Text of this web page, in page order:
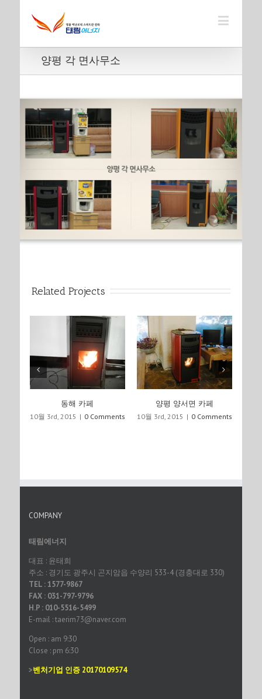
양평 각 면사무소
Related Projects
동해 카페
10월 3rd, 2015 | 0 Comments
양평 양서면 카페
10월 3rd, 2015 | 0 Comments
COMPANY
태림에너지
대표 : 윤태희
주소 : 경기도 광주시 곤지암읍 수양리 533-4 (경충대로 330)
TEL : 1577-9867
FAX : 031-797-9796
H.P : 010-5516-5499
E-mail : taerim73@naver.com
Open : am 9:30
Close : pm 6:30
>벤처기업 인증 20170109574